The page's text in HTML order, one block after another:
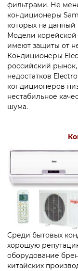
фильтрами. Не
кондиционеры
которых на
Модели корейской
имеют защиты от
Кондиционеры
российский
недостатков
кондиционеров
нестабильное
шума.
Среди бытовых
хорошую
оборудование
китайских